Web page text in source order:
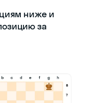
ниже и
за